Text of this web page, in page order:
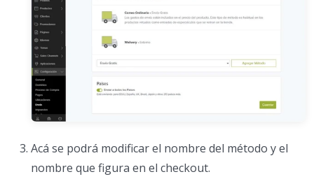
Acá se podrá modificar el nombre del método y el
nombre que figura en el checkout.